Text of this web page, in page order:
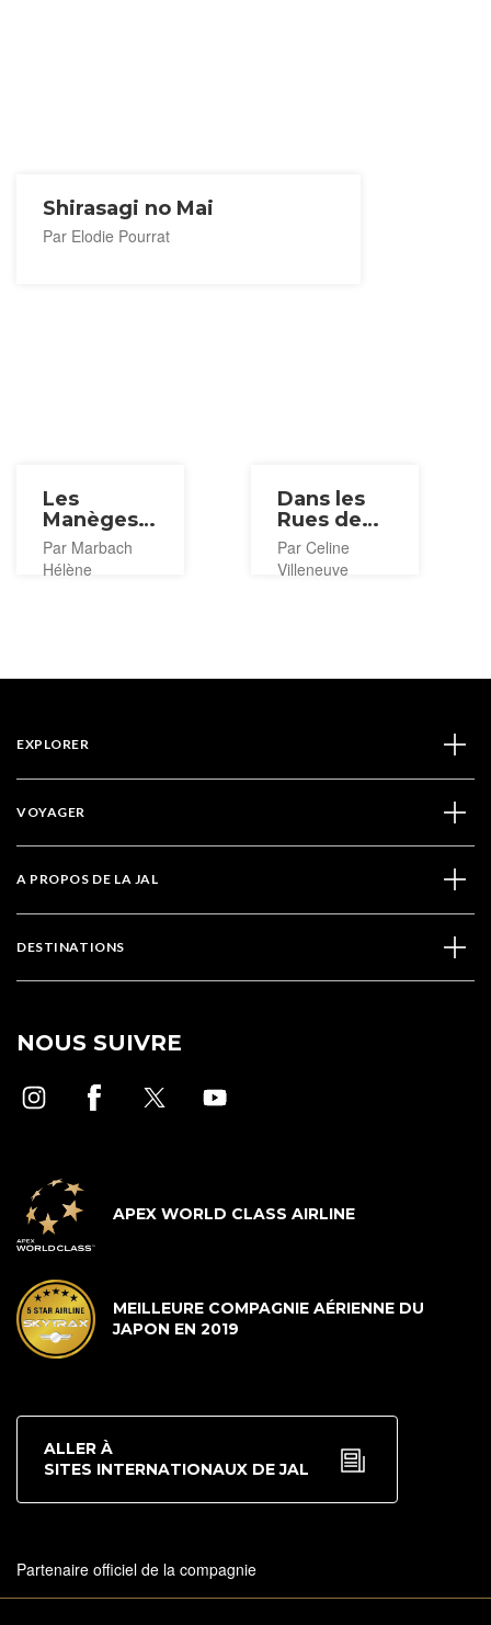
Shirasagi no Mai
Par Elodie Pourrat
Les
Manèges
du Parc
Hanayashiki
Par Marbach
Hélène
Dans les
Rues de
Asakusa
Par Celine
Villeneuve
EXPLORER
VOYAGER
A PROPOS DE LA JAL
DESTINATIONS
NOUS SUIVRE
APEX WORLD CLASS AIRLINE
MEILLEURE COMPAGNIE AÉRIENNE DU
JAPON EN 2019
ALLER À
SITES INTERNATIONAUX DE JAL
Partenaire officiel de la compagnie